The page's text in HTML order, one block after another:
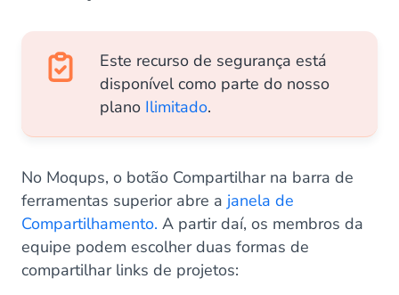
Este recurso de segurança está
disponível como parte do nosso
plano Ilimitado.
No Moqups, o botão Compartilhar na barra de
ferramentas superior abre a janela de
Compartilhamento. A partir daí, os membros da
equipe podem escolher duas formas de
compartilhar links de projetos: